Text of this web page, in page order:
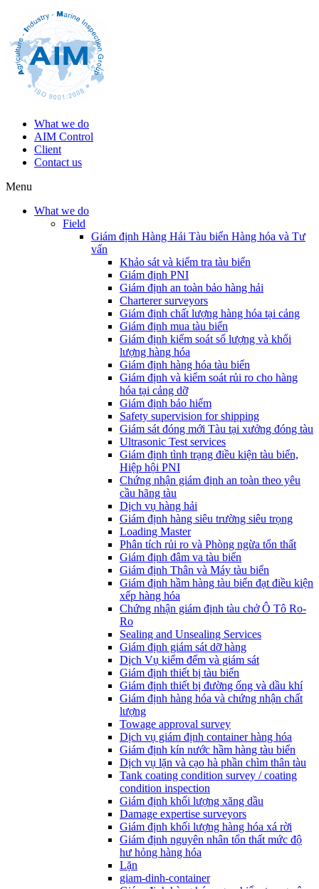
What we do
AIM Control
Client
Contact us
Menu
What we do
Field
Giám định Hàng Hải Tàu biển Hàng hóa và Tư
vấn
Khảo sát và kiểm tra tàu biển
Giám định PNI
Giám định an toàn bảo hàng hải
Charterer surveyors
Giám định chất lượng hàng hóa tại cảng
​Giám định mua tàu biển
Giám định kiểm soát số lượng và khối
lượng hàng hóa
Giám định hàng hóa tàu biển
Giám định và kiểm soát rủi ro cho hàng
hóa tại cảng dỡ
Giám định bảo hiểm
Safety supervision for shipping
Giám sát đóng mới Tàu tại xưởng đóng tàu
Ultrasonic Test services
Giám định tình trạng điều kiện tàu biển,
Hiệp hội PNI
Chứng nhận giám định an toàn theo yêu
cầu hãng tàu
Dịch vụ hàng hải
Giám định hàng siêu trường siêu trọng
Loading Master
Phân tích rủi ro và Phòng ngừa tổn thất
​Giám định đâm va tàu biển
Giám định Thân và Máy tàu biển
​Giám định hầm hàng tàu biển đạt điều kiện
xếp hàng hóa
Chứng nhận giám định tàu chở Ô Tô Ro-
Ro
Sealing and Unsealing Services
Giám định giám sát dỡ hàng
Dịch Vụ kiểm đếm và giám sát
Giám định thiết bị tàu biển
Giám định thiết bị đường ống và dầu khí
Giám định hàng hóa và chứng nhận chất
lượng
Towage approval survey
Dịch vụ giám định container hàng hóa
Giám định kín nước hầm hàng tàu biển
Dịch vụ lặn và cạo hà phần chìm thân tàu
Tank coating condition survey / coating
condition inspection
Giám định khối lượng xăng dầu
Damage expertise surveyors
Giám định khối lượng hàng hóa xá rời
Giám định nguyên nhân tổn thất mức độ
hư hỏng hàng hóa
Lặn
giam-dinh-container